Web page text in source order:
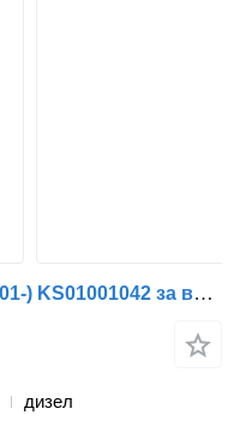
Хидроусилвател ZF LF45 (01.01-) KS01001042 за влекач DAF LF45, LF55, LF180, CF65, CF75, CF85 (2001-)
дизел